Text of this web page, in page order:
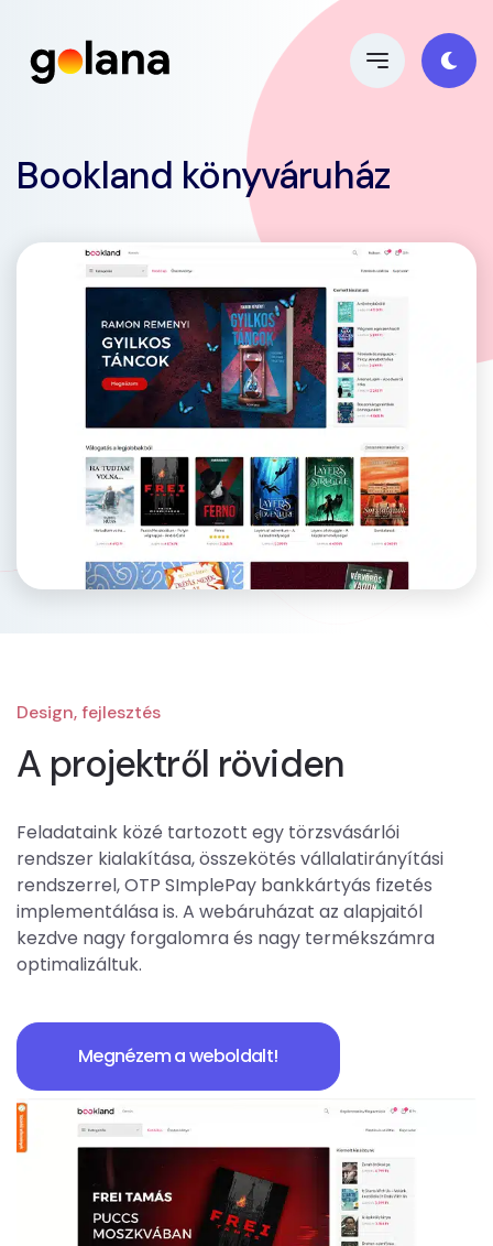
Bookland könyváruház
Design, fejlesztés
A projektről röviden
Feladataink közé tartozott egy törzsvásárlói
rendszer kialakítása, összekötés vállalatirányítási
rendszerrel, OTP SImplePay bankkártyás fizetés
implementálása is. A webáruházat az alapjaitól
kezdve nagy forgalomra és nagy termékszámra
optimalizáltuk.
Megnézem a weboldalt!